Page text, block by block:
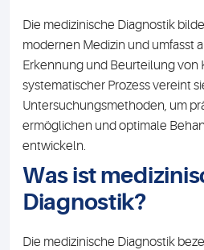
Die medizinische Diagnostik
modernen Medizin und umfasst
Erkennung und Beurteilung von
systematischer Prozess vereint
Untersuchungsmethoden, um
ermöglichen und optimale
entwickeln.
Was ist
Diagnostik?
Die medizinische Diagnostik